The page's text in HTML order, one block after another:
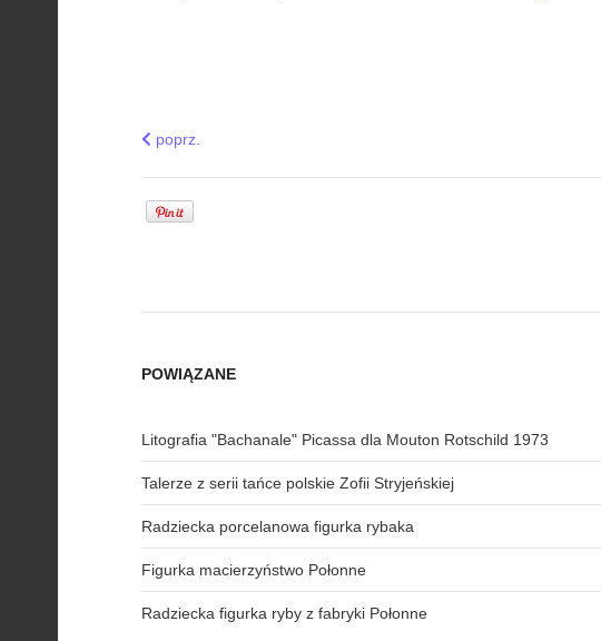
Previous article: Talerz z herbem Rzeczpospolitej Obojga Narodów
poprz.
POWIĄZANE
Litografia "Bachanale" Picassa dla Mouton Rotschild 1973
Talerze z serii tańce polskie Zofii Stryjeńskiej
Radziecka porcelanowa figurka rybaka
Figurka macierzyństwo Połonne
Radziecka figurka ryby z fabryki Połonne